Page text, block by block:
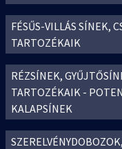
FÉSŰS-VILLÁS SÍNEK,
TARTOZÉKAIK
RÉZSÍNEK,
TARTOZÉKAIK -
KALAPSÍNEK